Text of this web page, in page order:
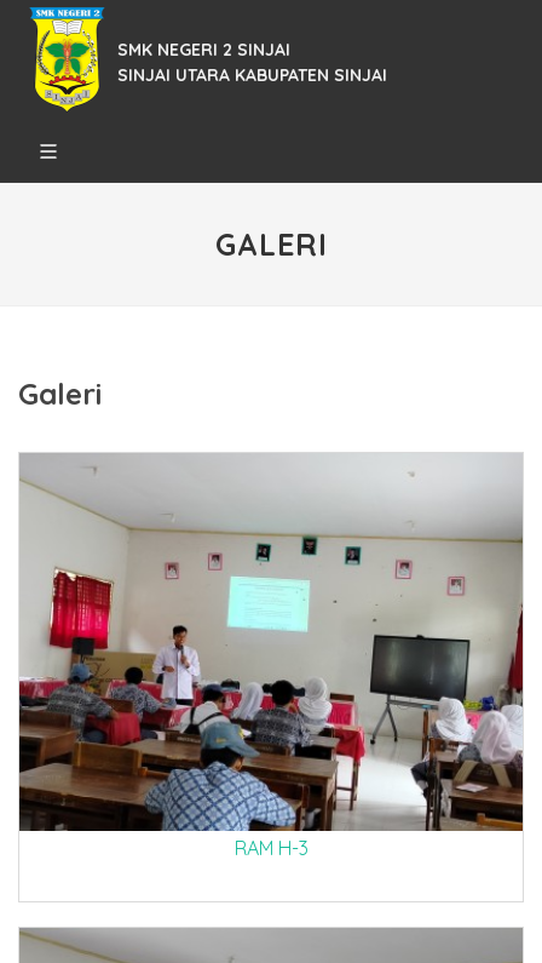
SMK NEGERI 2 SINJAI
SINJAI UTARA KABUPATEN SINJAI
GALERI
Galeri
RAM H-3